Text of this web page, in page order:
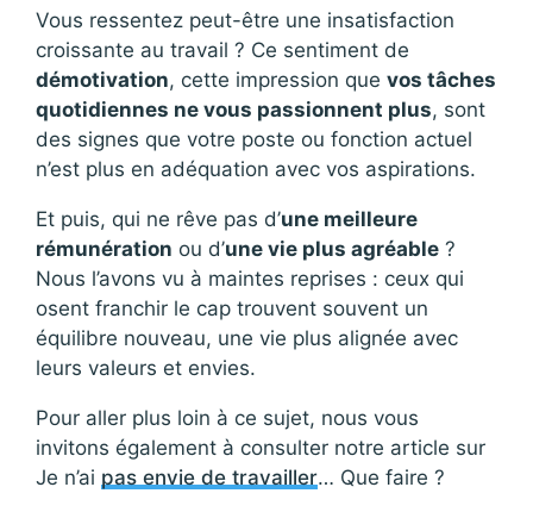
Vous ressentez peut-être une insatisfaction
croissante au travail ? Ce sentiment de
démotivation, cette impression que vos tâches
quotidiennes ne vous passionnent plus, sont
des signes que votre poste ou fonction actuel
n’est plus en adéquation avec vos aspirations.
Et puis, qui ne rêve pas d’une meilleure
rémunération ou d’une vie plus agréable ?
Nous l’avons vu à maintes reprises : ceux qui
osent franchir le cap trouvent souvent un
équilibre nouveau, une vie plus alignée avec
leurs valeurs et envies.
Pour aller plus loin à ce sujet, nous vous
invitons également à consulter notre article sur
Je n’ai pas envie de travailler… Que faire ?